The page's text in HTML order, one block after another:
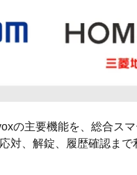
の主要機能を、総合ス
対、解錠、履歴確認ま